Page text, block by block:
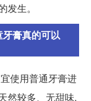
生。
膏真的可以
使用普通牙膏进
然较多、无甜味,